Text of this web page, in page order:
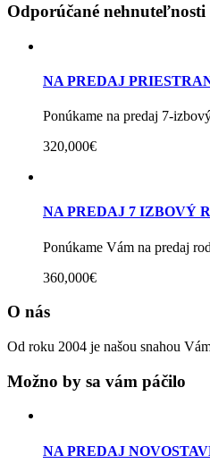
Odporúčané nehnuteľnosti
NA PREDAJ
Ponúkame na predaj 7-
320,000€
NA PREDAJ 7 IZBOVÝ
Ponúkame Vám na predaj
360,000€
O nás
Od roku 2004 je našou snahou
Možno by sa vám páčilo
NA PREDAJ